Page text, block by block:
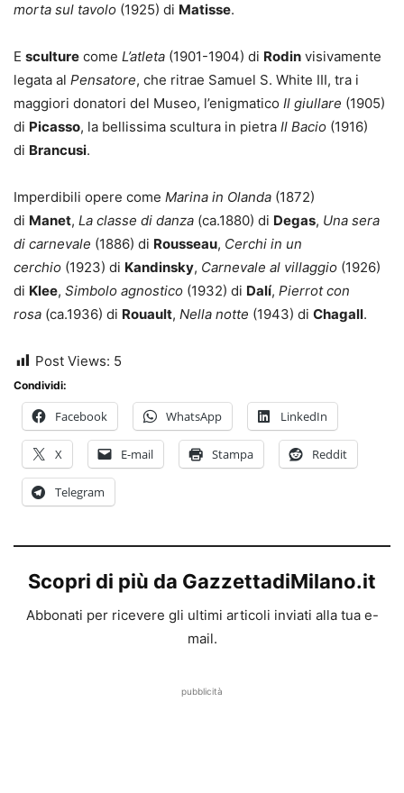
morta sul tavolo (1925) di Matisse.
E sculture come L’atleta (1901-1904) di Rodin visivamente
legata al Pensatore, che ritrae Samuel S. White III, tra i
maggiori donatori del Museo, l’enigmatico Il giullare (1905)
di Picasso, la bellissima scultura in pietra Il Bacio (1916)
di Brancusi.
Imperdibili opere come Marina in Olanda (1872)
di Manet, La classe di danza (ca.1880) di Degas, Una sera
di carnevale (1886) di Rousseau, Cerchi in un
cerchio (1923) di Kandinsky, Carnevale al villaggio (1926)
di Klee, Simbolo agnostico (1932) di Dalí, Pierrot con
rosa (ca.1936) di Rouault, Nella notte (1943) di Chagall.
Post Views: 5
Condividi:
Facebook WhatsApp LinkedIn
X E-mail Stampa Reddit
Telegram
Scopri di più da GazzettadiMilano.it
Abbonati per ricevere gli ultimi articoli inviati alla tua e-
mail.
pubblicità